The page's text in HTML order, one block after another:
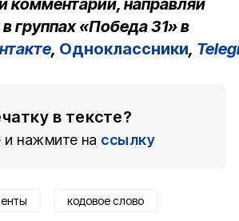
комментарии, направляй
группах «Победа 31» в
, Одноклассники,
в тексте?
и нажмите на ссылку
кодовое слово